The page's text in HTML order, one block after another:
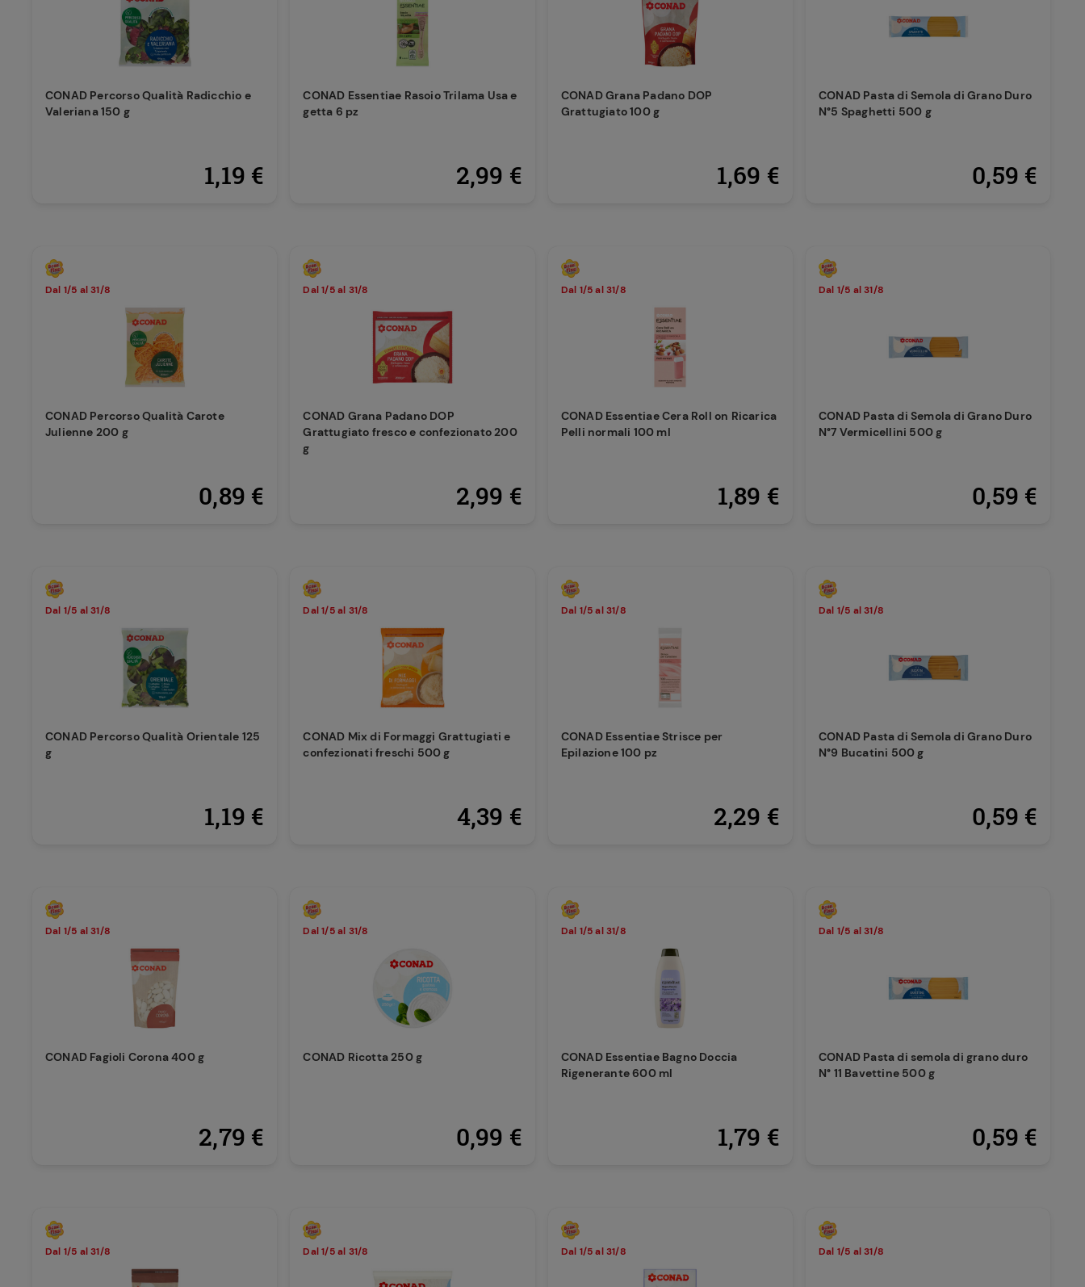
CONAD Percorso Qualità Radicchio e
Valeriana 150 g
1,19 €
CONAD Essentiae Rasoio Trilama Usa e
getta 6 pz
2,99 €
CONAD Grana Padano DOP
Grattugiato 100 g
1,69 €
CONAD Pasta di Semola di Grano Duro
N°5 Spaghetti 500 g
0,59 €
Dal 1/5 al 31/8
CONAD Percorso Qualità Carote
Julienne 200 g
0,89 €
Dal 1/5 al 31/8
CONAD Grana Padano DOP
Grattugiato fresco e confezionato 200
g
2,99 €
Dal 1/5 al 31/8
CONAD Essentiae Cera Roll on Ricarica
Pelli normali 100 ml
1,89 €
Dal 1/5 al 31/8
CONAD Pasta di Semola di Grano Duro
N°7 Vermicellini 500 g
0,59 €
Dal 1/5 al 31/8
CONAD Percorso Qualità Orientale 125
g
1,19 €
Dal 1/5 al 31/8
CONAD Mix di Formaggi Grattugiati e
confezionati freschi 500 g
4,39 €
Dal 1/5 al 31/8
CONAD Essentiae Strisce per
Epilazione 100 pz
2,29 €
Dal 1/5 al 31/8
CONAD Pasta di Semola di Grano Duro
N°9 Bucatini 500 g
0,59 €
Dal 1/5 al 31/8
CONAD Fagioli Corona 400 g
2,79 €
Dal 1/5 al 31/8
CONAD Ricotta 250 g
0,99 €
Dal 1/5 al 31/8
CONAD Essentiae Bagno Doccia
Rigenerante 600 ml
1,79 €
Dal 1/5 al 31/8
CONAD Pasta di semola di grano duro
N° 11 Bavettine 500 g
0,59 €
Dal 1/5 al 31/8 Dal 1/5 al 31/8 Dal 1/5 al 31/8 Dal 1/5 al 31/8